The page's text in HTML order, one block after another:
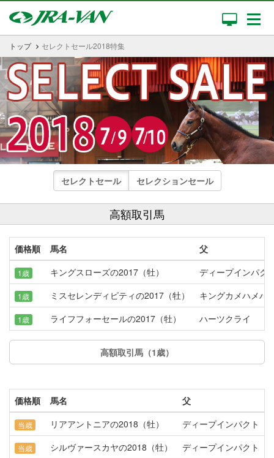
トップ セレクトセール2018特集
セレクトセール セレクションセール
高額取引馬
価格順 馬名 父
1歳 キングスローズの2017（牡） ディープインパク
1歳 ミスセレンディピティの2017（牡） キングカメハメハ
1歳 ライフフォーセールの2017（牡） ハーツクライ
高額取引馬（1歳）
価格順 馬名 父
当歳 リアアントニアの2018（牡） ディープインパクト
当歳 シルヴァースカヤの2018（牡） ディープインパクト